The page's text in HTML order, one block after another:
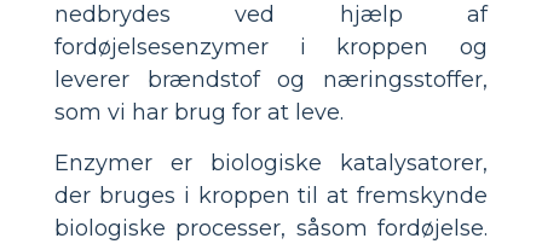
nedbrydes ved hjælp af
fordøjelsesenzymer i kroppen og
leverer brændstof og næringsstoffer,
som vi har brug for at leve.
Enzymer er biologiske katalysatorer,
der bruges i kroppen til at fremskynde
biologiske processer, såsom fordøjelse.